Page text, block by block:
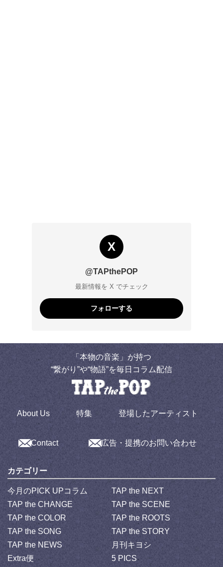
X
@TAPthePOP
最新情報を X でチェック
フォローする
「本物の音楽」が持つ
“繋がり”や“物語”を毎日コラム配信
About Us 特集 登場したアーティスト
Contact 広告・提携のお問い合わせ
カテゴリー
今月のPICK UPコラム
TAP the NEXT
TAP the CHANGE
TAP the SCENE
TAP the COLOR
TAP the ROOTS
TAP the SONG
TAP the STORY
TAP the NEWS
月刊キヨシ
Extra便
5 PICS